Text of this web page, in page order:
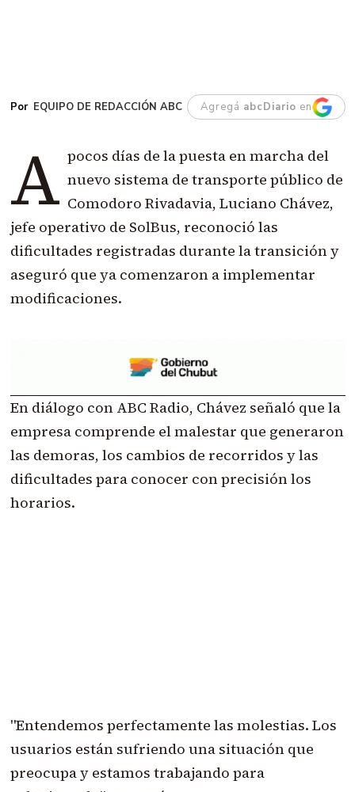
EQUIPO DE REDACCIÓN ABC Agregá abcDiario en
A pocos días de la puesta en marcha del
nuevo sistema de transporte público de
Comodoro Rivadavia, Luciano Chávez,
jefe operativo de SolBus, reconoció las
dificultades registradas durante la transición y
aseguró que ya comenzaron a implementar
modificaciones.
En diálogo con ABC Radio, Chávez señaló que la
empresa comprende el malestar que generaron
las demoras, los cambios de recorridos y las
dificultades para conocer con precisión los
horarios.
"Entendemos perfectamente las molestias. Los
usuarios están sufriendo una situación que
preocupa y estamos trabajando para